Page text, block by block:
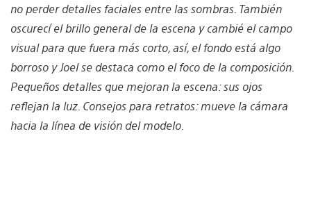
no perder detalles faciales entre las sombras. También
oscurecí el brillo general de la escena y cambié el campo
visual para que fuera más corto, así, el fondo está algo
borroso y Joel se destaca como el foco de la composición.
Pequeños detalles que mejoran la escena: sus ojos
reflejan la luz. Consejos para retratos: mueve la cámara
hacia la línea de visión del modelo.